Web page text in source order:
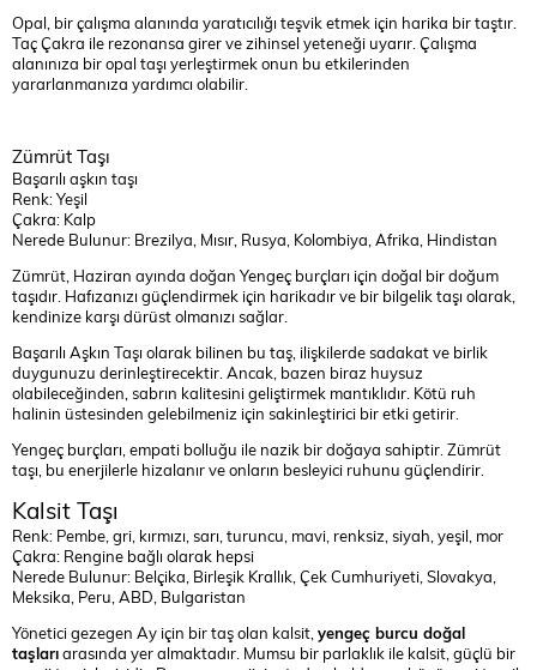
Opal, bir çalışma alanında yaratıcılığı teşvik etmek için harika bir taştır.
Taç Çakra ile rezonansa girer ve zihinsel yeteneği uyarır. Çalışma
alanınıza bir opal taşı yerleştirmek onun bu etkilerinden
yararlanmanıza yardımcı olabilir.
Zümrüt Taşı
Başarılı aşkın taşı
Renk: Yeşil
Çakra: Kalp
Nerede Bulunur: Brezilya, Mısır, Rusya, Kolombiya, Afrika, Hindistan
Zümrüt, Haziran ayında doğan Yengeç burçları için doğal bir doğum
taşıdır. Hafızanızı güçlendirmek için harikadır ve bir bilgelik taşı olarak,
kendinize karşı dürüst olmanızı sağlar.
Başarılı Aşkın Taşı olarak bilinen bu taş, ilişkilerde sadakat ve birlik
duygunuzu derinleştirecektir. Ancak, bazen biraz huysuz
olabileceğinden, sabrın kalitesini geliştirmek mantıklıdır. Kötü ruh
halinin üstesinden gelebilmeniz için sakinleştirici bir etki getirir.
Yengeç burçları, empati bolluğu ile nazik bir doğaya sahiptir. Zümrüt
taşı, bu enerjilerle hizalanır ve onların besleyici ruhunu güçlendirir.
Kalsit Taşı
Renk: Pembe, gri, kırmızı, sarı, turuncu, mavi, renksiz, siyah, yeşil, mor
Çakra: Rengine bağlı olarak hepsi
Nerede Bulunur: Belçika, Birleşik Krallık, Çek Cumhuriyeti, Slovakya,
Meksika, Peru, ABD, Bulgaristan
Yönetici gezegen Ay için bir taş olan kalsit, yengeç burcu doğal
taşlarıarasında yer almaktadır. Mumsu bir parlaklık ile kalsit, güçlü bir